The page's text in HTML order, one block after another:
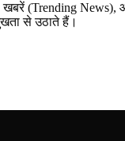
(Trending News),
से उठाते हैं।